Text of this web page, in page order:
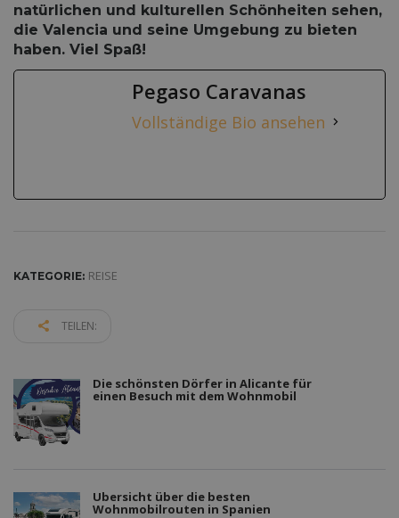
natürlichen und kulturellen Schönheiten sehen,
die Valencia und seine Umgebung zu bieten
haben. Viel Spaß!
Pegaso Caravanas
Vollständige Bio ansehen
KATEGORIE: REISE
TEILEN:
Die schönsten Dörfer in Alicante für
einen Besuch mit dem Wohnmobil
Übersicht über die besten
Wohnmobilrouten in Spanien